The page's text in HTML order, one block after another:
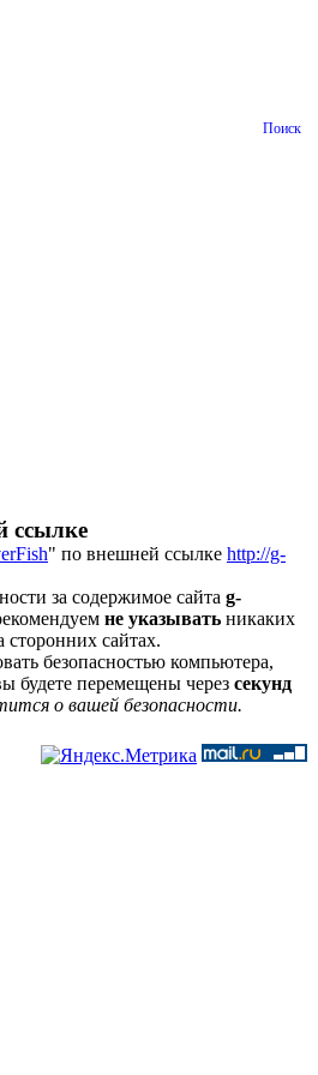
Поиск
ссылке
" по внешней ссылке http://g-
за содержимое сайта g-
не указывать никаких
сайтах.
безопасностью компьютера,
будете перемещены через секунд
о вашей безопасности.